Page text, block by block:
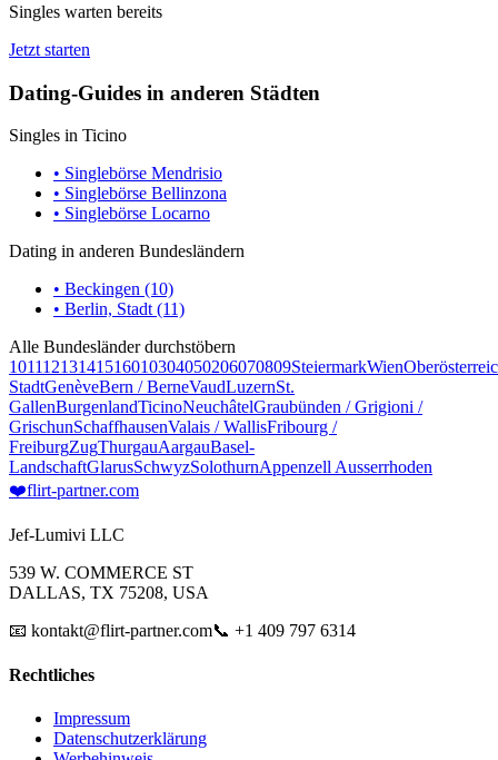
Singles warten bereits
Jetzt starten
Dating-Guides in anderen Städten
Singles in Ticino
• Singlebörse Mendrisio
• Singlebörse Bellinzona
• Singlebörse Locarno
Dating in anderen Bundesländern
• Beckingen (10)
• Berlin, Stadt (11)
Alle Bundesländer durchstöbern
10111213141516010304050206070809SteiermarkWien
StadtGenèveBern / BerneVaudLuzernSt.
GallenBurgenlandTicinoNeuchâtelGraubünden / Grigioni /
GrischunSchaffhausenValais / WallisFribourg /
FreiburgZugThurgauAargauBasel-
LandschaftGlarusSchwyzSolothurnAppenzell Ausserrhoden
❤️flirt-partner.com
Jef-Lumivi LLC
539 W. COMMERCE ST
DALLAS, TX 75208, USA
📧 kontakt@flirt-partner.com📞 +1 409 797 6314
Rechtliches
Impressum
Datenschutzerklärung